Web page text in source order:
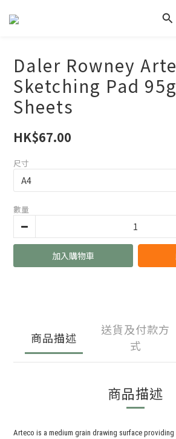
Daler Rowney
Sketching Pad
Sheets
HK$67.00
尺寸
數量
加入購物車
商品描述
送貨及付款方
式
商品描述
Arteco is a medium grain drawing surface